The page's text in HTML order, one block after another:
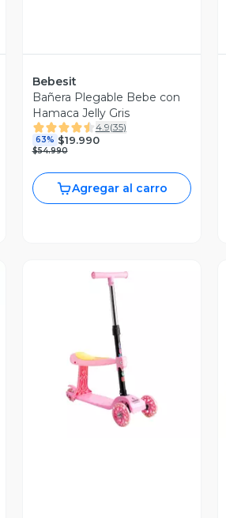
Bebesit
Bañera Plegable Bebe con
Hamaca Jelly Gris
4.9(35)
63% $19.990
$54.990
Agregar al carro
Vista Previa